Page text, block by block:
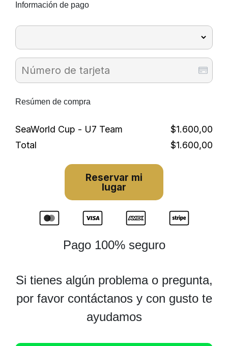
Información de pago
Resúmen de compra
SeaWorld Cup - U7 Team
$1.600,00
Total
$1.600,00
Reservar mi
lugar
Pago 100% seguro
Si tienes algún problema o pregunta,
por favor contáctanos y con gusto te
ayudamos